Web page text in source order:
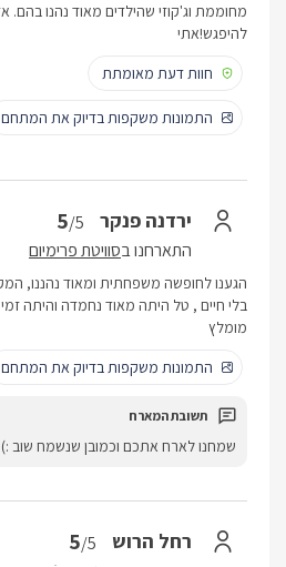
מחוממת וג'קוזי שהילדים מאוד נהנו בהם.
להיפגש!אתי
חוות דעת מאומתת
התמונות משקפות בדיוק את המתחם
ירדנה פנקר 5/5
התארחנו בסוויטת פרימיום
הגענו לחופשה משפחתית ומאוד נהננו,
בלי חיים , טל היתה מאוד נחמדה והיתה
מומלץ
התמונות משקפות בדיוק את המתחם
שמחנו לארח אתכם וכמובן שנשמח שוב :)
רחל הרוש 5/5